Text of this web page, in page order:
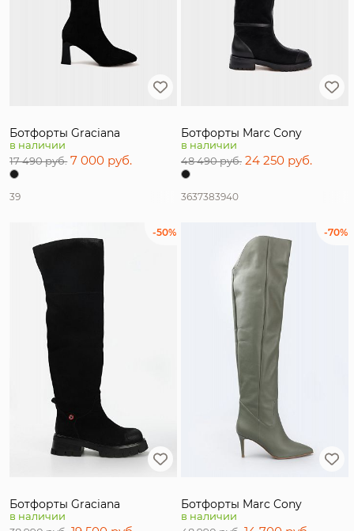
Ботфорты Graciana
в наличии
17 490 руб. 7 000 руб.
39
Ботфорты Marc Cony
в наличии
48 490 руб. 24 250 руб.
3637383940
-50%
Ботфорты Graciana
в наличии
-70%
Ботфорты Marc Cony
в наличии